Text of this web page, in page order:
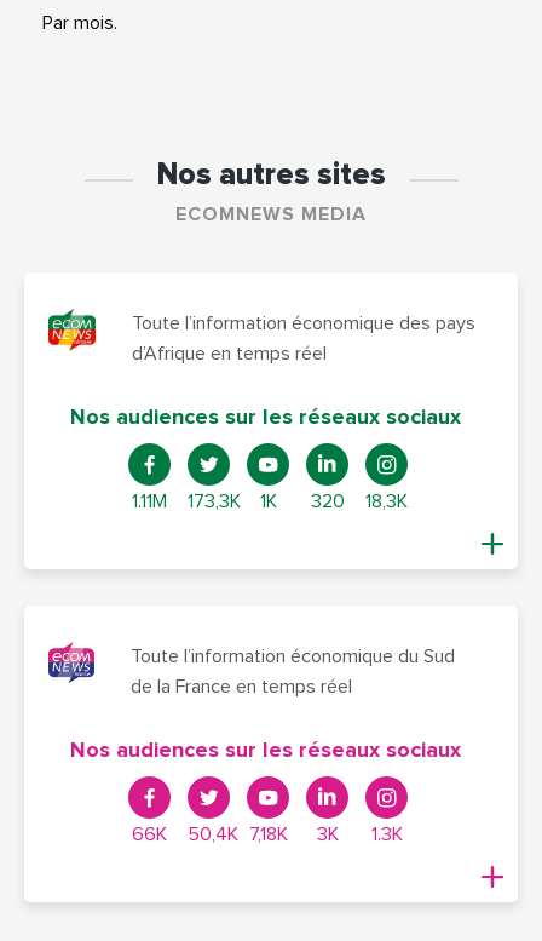
Par mois.
Nos autres sites
ECOMNEWS MEDIA
Toute l’information économique des pays
d’Afrique en temps réel
Nos audiences sur les réseaux sociaux
1.11M 173,3K 1K 320 18,3K
Toute l’information économique du Sud
de la France en temps réel
Nos audiences sur les réseaux sociaux
66K 50,4K 7,18K 3K 1.3K